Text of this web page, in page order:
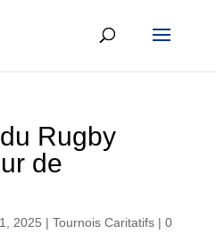
Rugby
de
2025 | Tournois Caritatifs| 0